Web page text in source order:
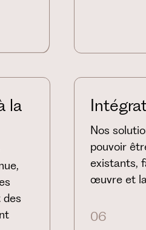
la
Nos
pouvoir
existants,
œuvre et
06